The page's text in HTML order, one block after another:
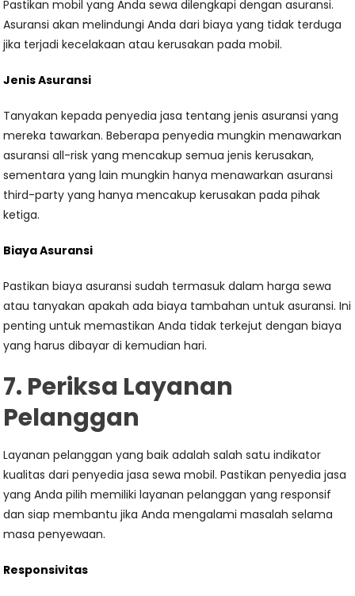
Pastikan mobil yang Anda sewa dilengkapi dengan asuransi.
Asuransi akan melindungi Anda dari biaya yang tidak terduga
jika terjadi kecelakaan atau kerusakan pada mobil.
Jenis Asuransi
Tanyakan kepada penyedia jasa tentang jenis asuransi yang
mereka tawarkan. Beberapa penyedia mungkin menawarkan
asuransi all-risk yang mencakup semua jenis kerusakan,
sementara yang lain mungkin hanya menawarkan asuransi
third-party yang hanya mencakup kerusakan pada pihak
ketiga.
Biaya Asuransi
Pastikan biaya asuransi sudah termasuk dalam harga sewa
atau tanyakan apakah ada biaya tambahan untuk asuransi. Ini
penting untuk memastikan Anda tidak terkejut dengan biaya
yang harus dibayar di kemudian hari.
7. Periksa Layanan
Pelanggan
Layanan pelanggan yang baik adalah salah satu indikator
kualitas dari penyedia jasa sewa mobil. Pastikan penyedia jasa
yang Anda pilih memiliki layanan pelanggan yang responsif
dan siap membantu jika Anda mengalami masalah selama
masa penyewaan.
Responsivitas